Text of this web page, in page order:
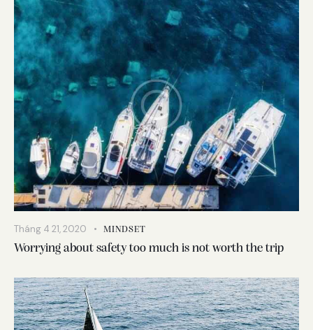
Tháng 4 21, 2020 MINDSET
Worrying about safety too much is not worth the trip